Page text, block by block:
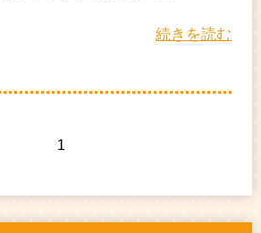
続きを読む
1